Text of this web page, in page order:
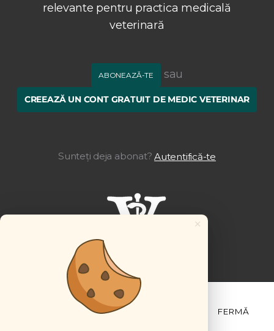
relevante pentru practica medicală
veterinară
ABONEAZĂ-TE sau
CREEAZĂ UN CONT GRATUIT DE MEDIC VETERINAR
Sunteți deja abonat? Autentifică-te
ȘTIINȚĂ ȘI PRACTICĂ FERMĂ
×